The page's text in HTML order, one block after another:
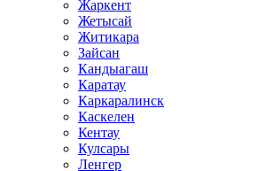
Жаркент
Жетысай
Житикара
Зайсан
Кандыагаш
Каратау
Каркаралинск
Каскелен
Кентау
Кулсары
Ленгер